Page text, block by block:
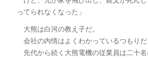
ってられなくなった」
大熊は白河の教え子だ。
会社の内情はよくわかっているつもりだ
先代から続く大熊電機の従業員は二十